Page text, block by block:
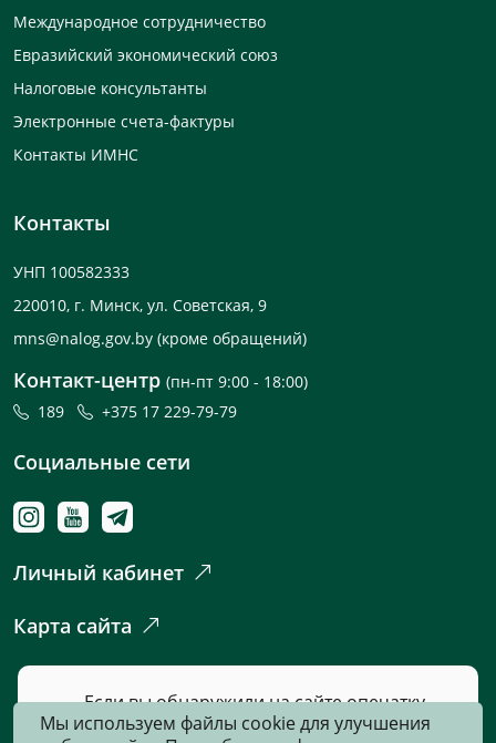
Международное сотрудничество
Евразийский экономический союз
Налоговые консультанты
Электронные счета-фактуры
Контакты ИМНС
Контакты
УНП 100582333
220010, г. Минск, ул. Советская, 9
mns@nalog.gov.by (кроме обращений)
Контакт-центр (пн-пт 9:00 - 18:00)
189
+375 17 229-79-79
Социальные сети
Личный кабинет
Карта сайта
Если вы обнаружили на сайте опечатку
или неточность, пожалуйста, нажмите
Мы используем файлы cookie для улучшения